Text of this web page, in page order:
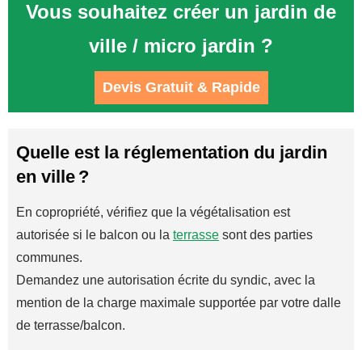
Vous souhaitez créer un jardin de
ville / micro jardin ?
Devis Gratuit & Rapide
Quelle est la réglementation du jardin
en ville ?
En copropriété, vérifiez que la végétalisation est
autorisée si le balcon ou la terrasse sont des parties
communes.
Demandez une autorisation écrite du syndic, avec la
mention de la charge maximale supportée par votre dalle
de terrasse/balcon.